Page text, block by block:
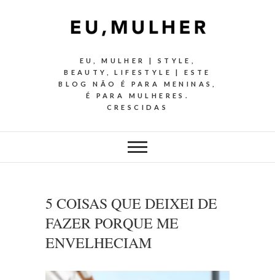
EU, MULHER | STYLE,
BEAUTY, LIFESTYLE | ESTE
BLOG NÃO É PARA MENINAS,
É PARA MULHERES.
CRESCIDAS
5 COISAS QUE DEIXEI DE
FAZER PORQUE ME
ENVELHECIAM